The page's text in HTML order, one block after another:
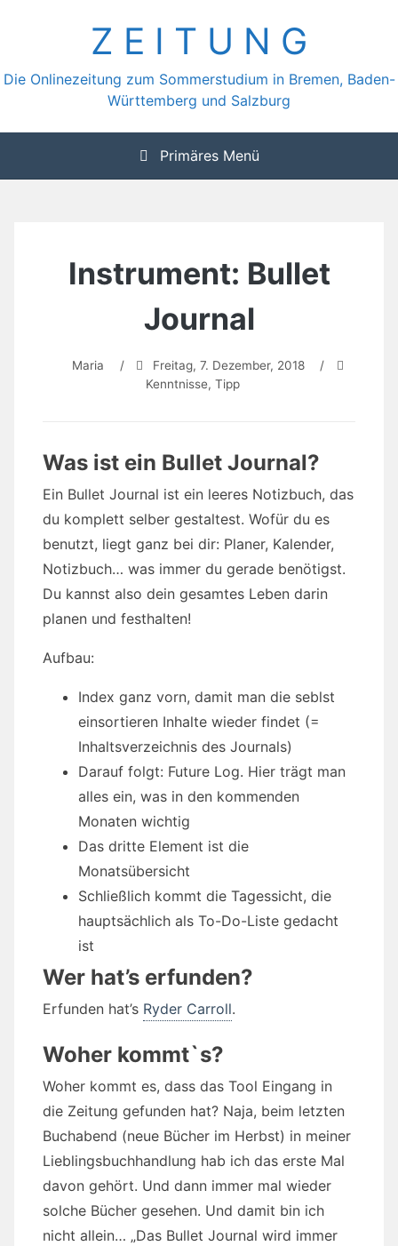
Z E I T U N G
Die Onlinezeitung zum Sommerstudium in Bremen, Baden-
Württemberg und Salzburg
Primäres Menü
Instrument: Bullet
Journal
Maria / Freitag, 7. Dezember, 2018
/
Kenntnisse,Tipp
Was ist ein Bullet Journal?
Ein Bullet Journal ist ein leeres Notizbuch, das
du komplett selber gestaltest. Wofür du es
benutzt, liegt ganz bei dir: Planer, Kalender,
Notizbuch… was immer du gerade benötigst.
Du kannst also dein gesamtes Leben darin
planen und festhalten!
Aufbau:
Index ganz vorn, damit man die seblst
einsortieren Inhalte wieder findet (=
Inhaltsverzeichnis des Journals)
Darauf folgt: Future Log. Hier trägt man
alles ein, was in den kommenden
Monaten wichtig
Das dritte Element ist die
Monatsübersicht
Schließlich kommt die Tagessicht, die
hauptsächlich als To-Do-Liste gedacht
ist
Wer hat’s erfunden?
Erfunden hat’s Ryder Carroll.
Woher kommt`s?
Woher kommt es, dass das Tool Eingang in
die Zeitung gefunden hat? Naja, beim letzten
Buchabend (neue Bücher im Herbst) in meiner
Lieblingsbuchhandlung hab ich das erste Mal
davon gehört. Und dann immer mal wieder
solche Bücher gesehen. Und damit bin ich
nicht allein… „Das Bullet Journal wird immer